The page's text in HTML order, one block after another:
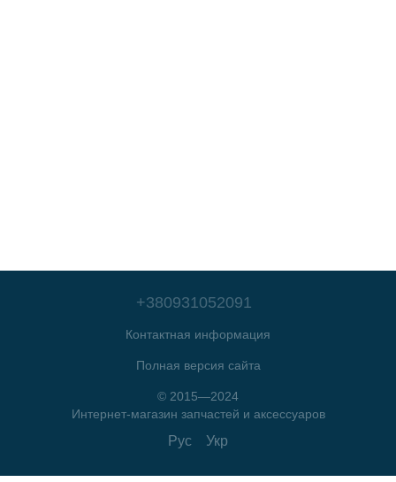
+380931052091
Контактная информация
Полная версия сайта
© 2015—2024
Интернет-магазин запчастей и аксессуаров
Рус Укр